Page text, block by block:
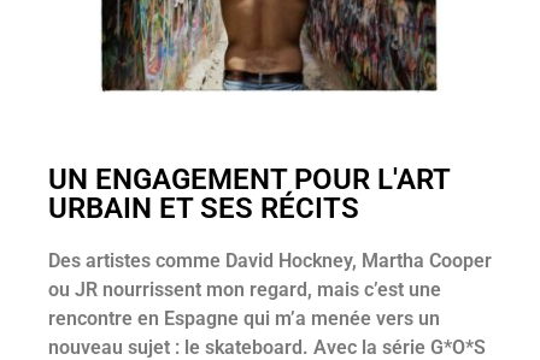
UN ENGAGEMENT POUR L'ART
URBAIN ET SES RÉCITS
Des artistes comme David Hockney, Martha Cooper
ou JR nourrissent mon regard, mais c’est une
rencontre en Espagne qui m’a menée vers un
nouveau sujet : le skateboard. Avec la série G*O*S